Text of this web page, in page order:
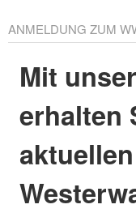
ANMELDUNG ZUM
Mit
erhalten